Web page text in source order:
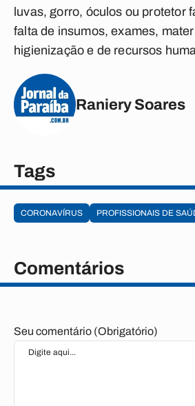
luvas, gorro, óculos ou protetor
falta de insumos, exames,
higienização e de recursos
Raniery Soares
Tags
CORONAVÍRUS PROFISSIONAIS DE
Comentários
Seu comentário (Obrigatório)